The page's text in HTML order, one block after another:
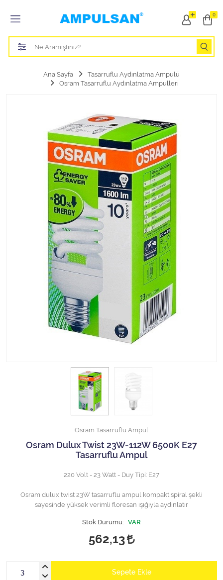
0
Tüm Kategoriler
Led Aydınlatma Ampulü
Otomobil Halojen Far Ampulü
Otomobil Led Far Ampulü
Otomobil Halojen Park Ampulü
Otomobil Led Park Ampulü
Otomobil Gösterge Ampulü
Halojen Off Road Rally Ampulü
Motosiklet Halojen Far Ampulü
Kamyon Halojen Far Ampulü
Kamyon Halojen Park Ampulü
Kamyon Gösterge Ampulü
Ana Sayfa
Tasarruflu Aydınlatma Ampulü
Osram Tasarruflu Aydınlatma Ampulleri
Osram Tasarruflu Ampul
Osram Dulux Twist 23W-112W 6500K E27
Tasarruflu Ampul
220 Volt - 23 Watt - Duy Tipi: E27
Osram dulux twist 23W tasarruflu ampul kompakt spiral şekli
sayesinde yüksek verimli floresan ışığıyla aydınlatır
Stok Durumu: VAR
562,13
Sepete Ekle